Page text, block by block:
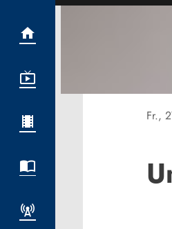
Fr.,